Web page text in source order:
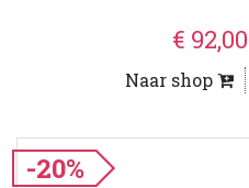
€ 92,00
Naar shop
-20%